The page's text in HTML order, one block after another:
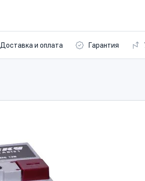
Доставка и оплата Гарантия